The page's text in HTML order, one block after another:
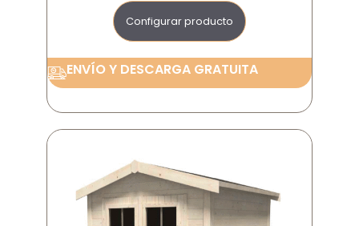
Configurar producto
ENVÍO Y DESCARGA GRATUITA